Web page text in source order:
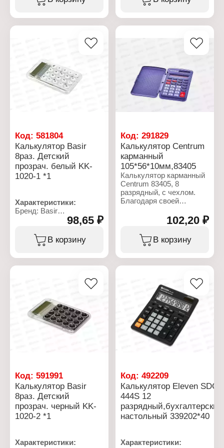
Модель: CDB1201-BK
AG10(LR1130)
Торговая марка: Skainer
Вид калькулятора:
карманный
Модель: SK-108NBK
Разрядность: 8 разрядов
Питание: литиевая
батарея питания
Код: 581804
Калькулятор Basir
8раз. Детский
прозрач. белый KK-
1020-1 *1
Характеристики:
Бренд: Basir
Артикул: KK-1020-1
Тип товара: Калькулятор
Назначение: детский
Разрядность: 8 разрядов
Упаковка: в пакете
98,65 ₽
В корзину
Код:291829
Калькулятор Centrum
карманный
105*56*10мм,83405
Калькулятор карманный
Centrum 83405, 8
разрядный, с чехлом.
Благодаря своей
использовании в дороге
Характеристики:
Артикул: 83405
карманный
Вид калькулятора:
простой
Разрядность: 8 разрядов
Размер: 5,5х10,5 см
Цвет: черный
102,20 ₽
В корзину
Код: 591991
Калькулятор Basir
8раз. Детский
прозрач. черный KK-
1020-2 *1
Характеристики:
Код:492209
Калькулятор Eleven SDC-
444S 12
разрядный,бухгалтерский
настольный 339202*40
Характеристики: